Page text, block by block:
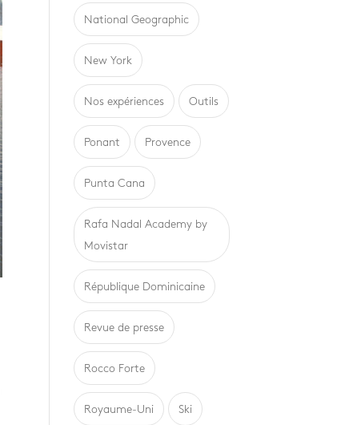
National Geographic
New York
Nos expériences Outils
Ponant Provence
Punta Cana
Rafa Nadal Academy by
Movistar
République Dominicaine
Revue de presse
Rocco Forte
Royaume-Uni Ski